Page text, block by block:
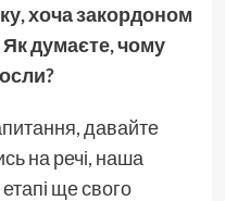
хоча закордоном
думаєте, чому
давайте
на речі, наша
етапі ще свого